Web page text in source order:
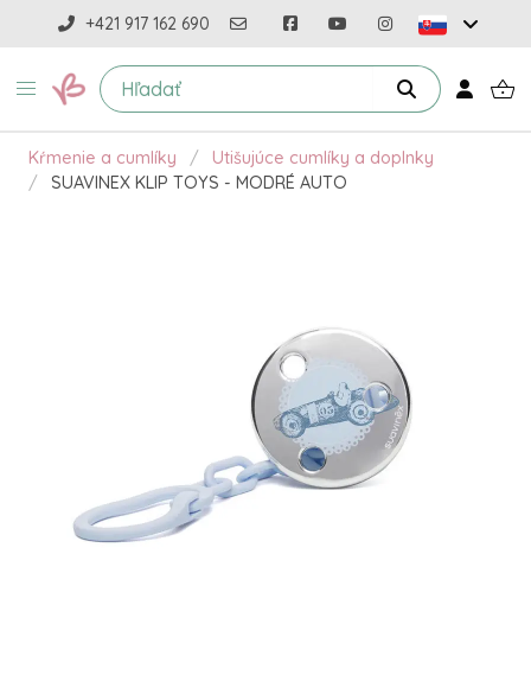
+421 917 162 690
Kŕmenie a cumlíky
Utišujúce cumlíky a doplnky
SUAVINEX KLIP TOYS - MODRÉ AUTO